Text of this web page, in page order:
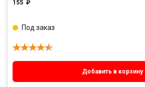
155 ₽
Добавить в корзину
Под заказ